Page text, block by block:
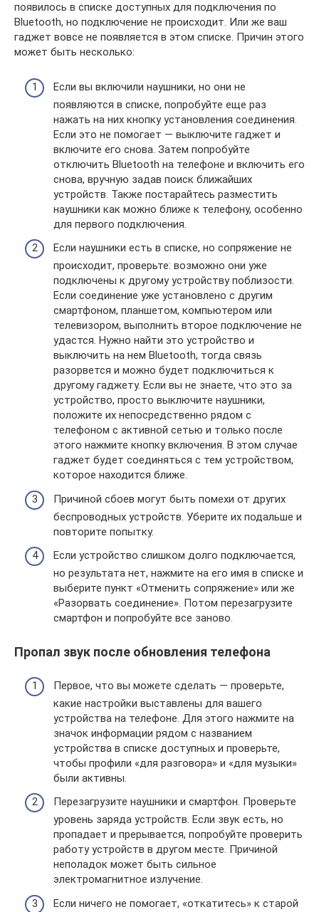
появилось в списке доступных для подключения по
Bluetooth, но подключение не происходит. Или же ваш
гаджет вовсе не появляется в этом списке. Причин этого
может быть несколько:
Если вы включили наушники, но они не
появляются в списке, попробуйте еще раз
нажать на них кнопку установления соединения.
Если это не помогает — выключите гаджет и
включите его снова. Затем попробуйте
отключить Bluetooth на телефоне и включить его
снова, вручную задав поиск ближайших
устройств. Также постарайтесь разместить
наушники как можно ближе к телефону, особенно
для первого подключения.
Если наушники есть в списке, но сопряжение не
происходит, проверьте: возможно они уже
подключены к другому устройству поблизости.
Если соединение уже установлено с другим
смартфоном, планшетом, компьютером или
телевизором, выполнить второе подключение не
удастся. Нужно найти это устройство и
выключить на нем Bluetooth, тогда связь
разорвется и можно будет подключиться к
другому гаджету. Если вы не знаете, что это за
устройство, просто выключите наушники,
положите их непосредственно рядом с
телефоном с активной сетью и только после
этого нажмите кнопку включения. В этом случае
гаджет будет соединяться с тем устройством,
которое находится ближе.
Причиной сбоев могут быть помехи от других
беспроводных устройств. Уберите их подальше и
повторите попытку.
Если устройство слишком долго подключается,
но результата нет, нажмите на его имя в списке и
выберите пункт «Отменить сопряжение» или же
«Разорвать соединение». Потом перезагрузите
смартфон и попробуйте все заново.
Пропал звук после обновления телефона
Первое, что вы можете сделать — проверьте,
какие настройки выставлены для вашего
устройства на телефоне. Для этого нажмите на
значок информации рядом с названием
устройства в списке доступных и проверьте,
чтобы профили «для разговора» и «для музыки»
были активны.
Перезагрузите наушники и смартфон. Проверьте
уровень заряда устройств. Если звук есть, но
пропадает и прерывается, попробуйте проверить
работу устройств в другом месте. Причиной
неполадок может быть сильное
электромагнитное излучение.
Если ничего не помогает, «откатитесь» к старой